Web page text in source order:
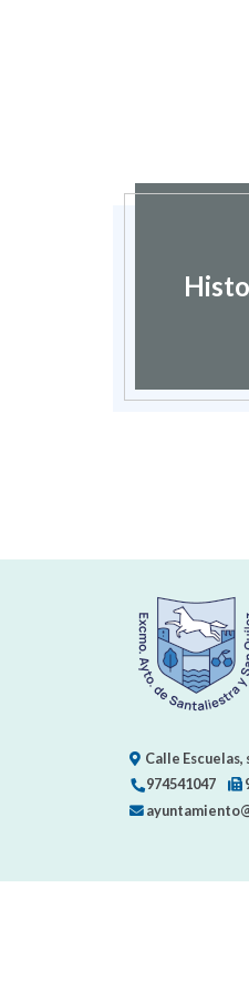
Calle Escuelas,
974541047